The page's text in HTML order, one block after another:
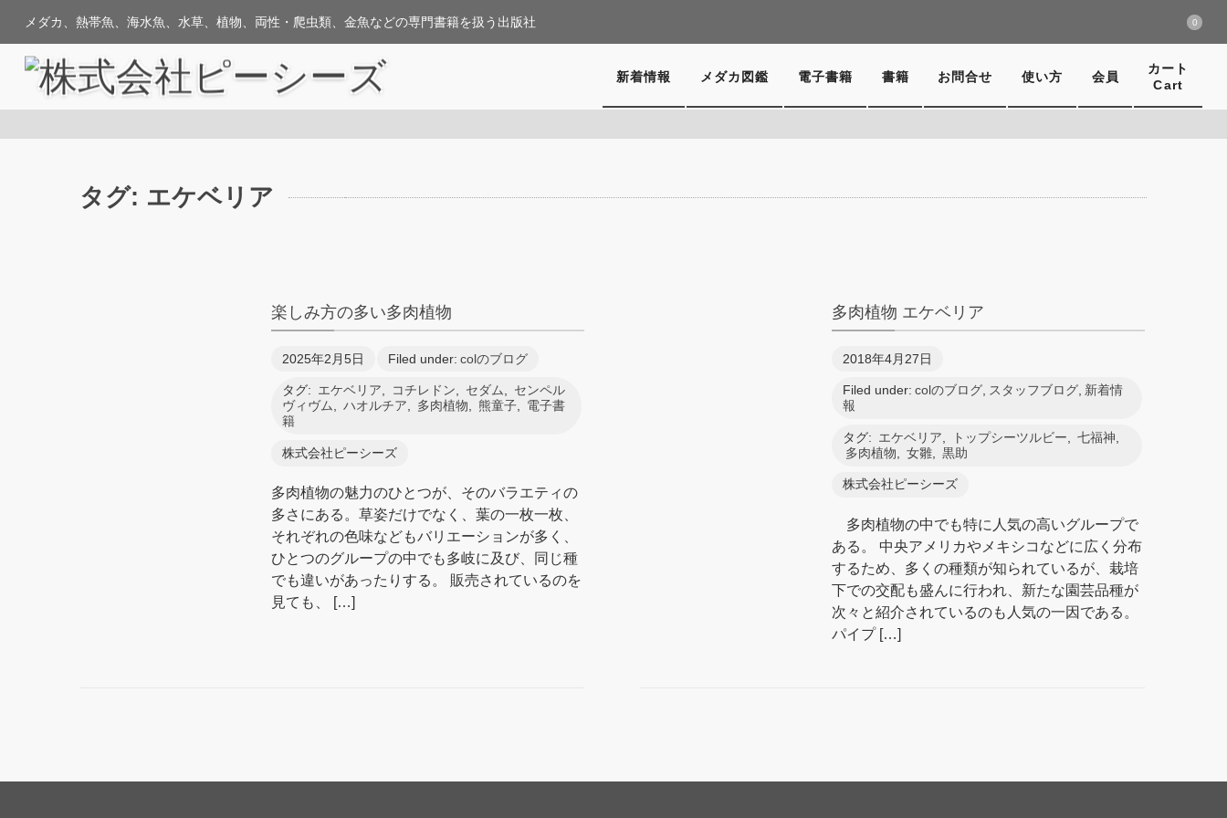
0
新着情報 メダカ図鑑 電子書籍 書籍 お問合せ 使い方 会員
カート
Cart
メダカ、熱帯魚、海水魚、水草、植物、両性・爬虫類、金魚などの専門書籍を扱う出版社
タグ: エケベリア
楽しみ方の多い多肉植物
2025年2月5日 Filed under: colのブログ
タグ: エケベリア, コチレドン, セダム, センペル
ヴィヴム, ハオルチア, 多肉植物, 熊童子, 電子書
籍
株式会社ピーシーズ
多肉植物の魅力のひとつが、そのバラエティの
多さにある。草姿だけでなく、葉の一枚一枚、
それぞれの色味などもバリエーションが多く、
ひとつのグループの中でも多岐に及び、同じ種
でも違いがあったりする。 販売されているのを
見ても、 […]
多肉植物 エケベリア
2018年4月27日
Filed under: colのブログ, スタッフブログ, 新着情
報
タグ: エケベリア トップシーツルビー 七福神
多肉植物
女雛, 黒助
株式会社ピーシーズ
多肉植物の中でも特に人気の高いグループで
ある。 中央アメリカやメキシコなどに広く分布
するため、多くの種類が知られているが、栽培
下での交配も盛んに行われ、新たな園芸品種が
次々と紹介されているのも人気の一因である。
パイプ […]